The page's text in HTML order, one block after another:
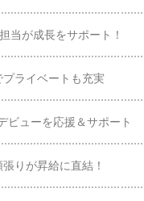
当が成長をサポート！
プライベートも充実
ビューを応援＆サポート
りが昇給に直結！